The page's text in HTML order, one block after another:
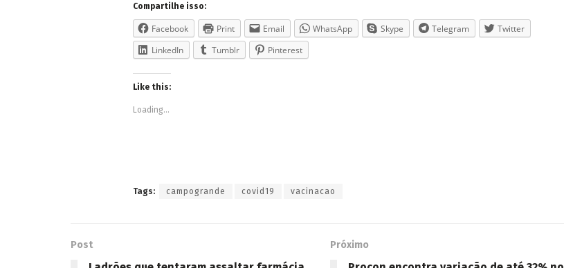
Compartilhe isso:
Facebook Print Email WhatsApp Skype Telegram
Twitter
LinkedIn
Tumblr Pinterest
Like this:
Loading...
Tags: campogrande covid19 vacinacao
Post Próximo